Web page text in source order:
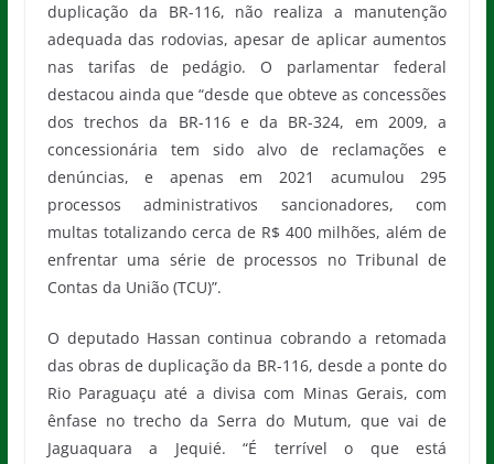
duplicação da BR-116, não realiza a manutenção
adequada das rodovias, apesar de aplicar aumentos
nas tarifas de pedágio. O parlamentar federal
destacou ainda que “desde que obteve as concessões
dos trechos da BR-116 e da BR-324, em 2009, a
concessionária tem sido alvo de reclamações e
denúncias, e apenas em 2021 acumulou 295
processos administrativos sancionadores, com
multas totalizando cerca de R$ 400 milhões, além de
enfrentar uma série de processos no Tribunal de
Contas da União (TCU)”.
O deputado Hassan continua cobrando a retomada
das obras de duplicação da BR-116, desde a ponte do
Rio Paraguaçu até a divisa com Minas Gerais, com
ênfase no trecho da Serra do Mutum, que vai de
Jaguaquara a Jequié. “É terrível o que está